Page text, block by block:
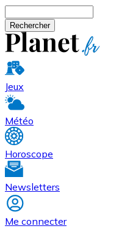
Jeux
Météo
Horoscope
Newsletters
Me connecter